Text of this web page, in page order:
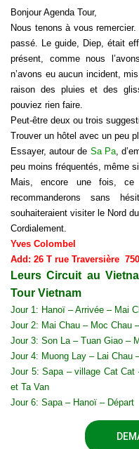
Bonjour Agenda Tour,
Nous tenons à vous
passé. Le guide, Diep, était
présent, comme nous
n’avons eu aucun incident,
raison des pluies et des
pouviez rien faire.
Peut-être deux ou trois
Trouver un hôtel avec un peu
Essayer, autour de Sa Pa,
peu moins fréquentés, même
Mais, encore une fois,
recommanderons sans
souhaiteraient visiter le Nord
Cordialement.
Yves Colombel
Add: 26 T rue Traversière
Leurs Circuit au
Tour Vietnam
Jour 1: Hanoï – Arrivée – Mai
Jour 2: Mai Chau – Moc Chau
Jour 3: Son La – Tuan Giao –
Jour 4: Muong Lay – Lai Chau
Jour 5: Sapa – village Cat Cat
et Ta Van
Jour 6: Sapa – Hanoï – Départ